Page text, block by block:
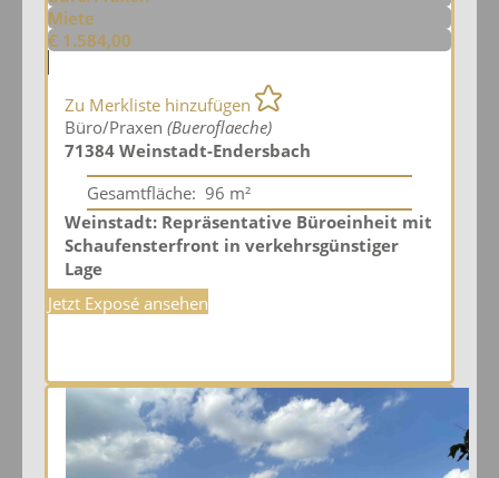
Miete
€ 1.584,00
Zu Merkliste hinzufügen
Büro/Praxen (Bueroflaeche)
71384 Weinstadt-Endersbach
Gesamtfläche:96 m²
Weinstadt: Repräsentative Büroeinheit mit
Schaufensterfront in verkehrsgünstiger
Lage
Jetzt Exposé ansehen